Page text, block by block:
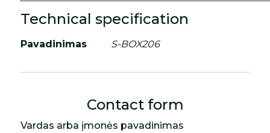
Technical specification
Pavadinimas S-BOX206
Contact form
Vardas arba įmonės pavadinimas